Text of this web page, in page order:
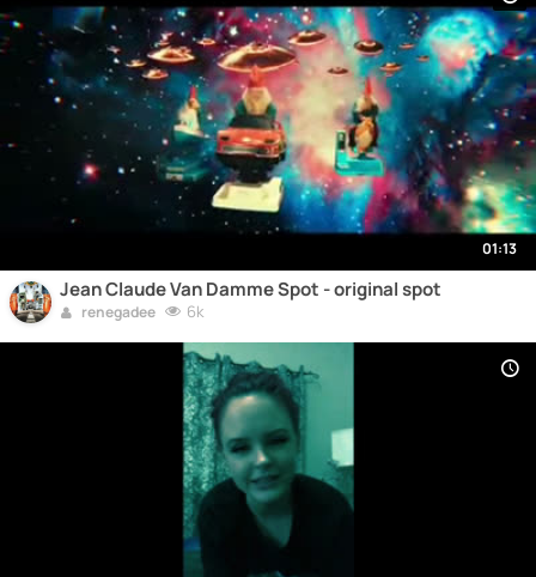
01:13
Jean Claude Van Damme Spot - original spot
renegadee 6k